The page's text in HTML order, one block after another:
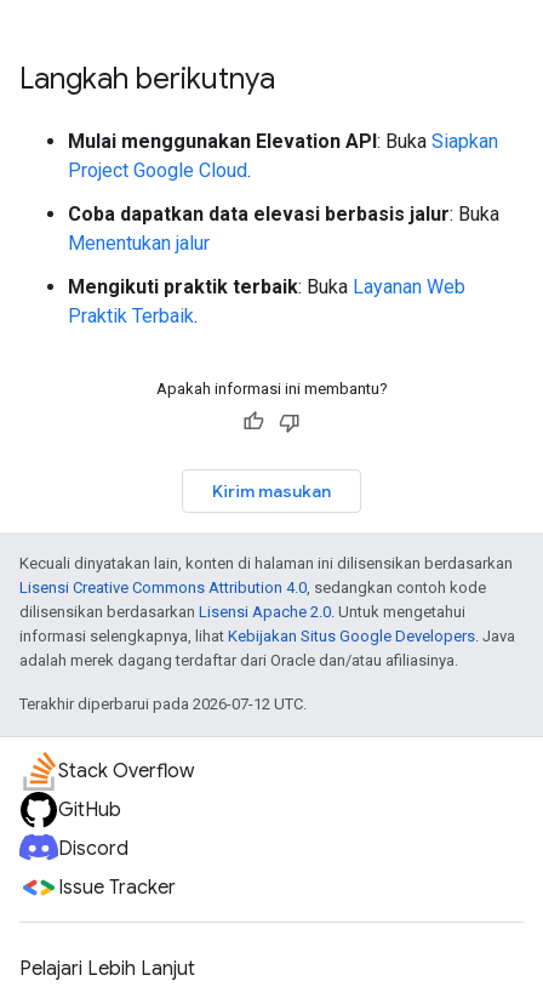
Langkah berikutnya
Mulai menggunakan Elevation API : Buka Siapkan
Project Google Cloud.
Coba dapatkan data elevasi berbasis jalur: Buka
Menentukan jalur
Mengikuti praktik terbaik: Buka Layanan Web
Praktik Terbaik.
Apakah informasi ini membantu?
Kirim masukan
Kecuali dinyatakan lain, konten di halaman ini dilisensikan berdasarkan
Lisensi Creative Commons Attribution 4.0, sedangkan contoh kode
dilisensikan berdasarkan Lisensi Apache 2.0. Untuk mengetahui
informasi selengkapnya, lihat Kebijakan Situs Google Developers. Java
adalah merek dagang terdaftar dari Oracle dan/atau afiliasinya.
Terakhir diperbarui pada 2026-07-12 UTC.
Stack Overflow
GitHub
Discord
Issue Tracker
Pelajari Lebih Lanjut